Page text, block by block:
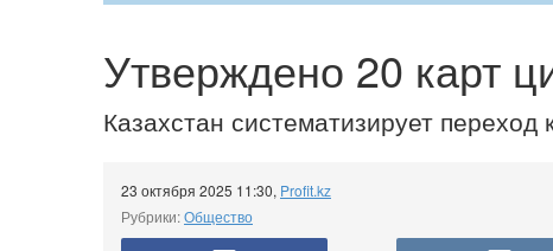
Утверждено 20 карт
Казахстан систематизирует
23 октября 2025 11:30, Profit.kz
Рубрики:Общество